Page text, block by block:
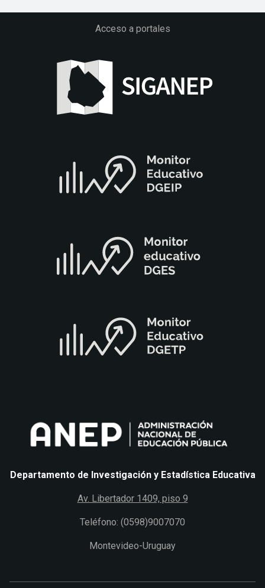
Acceso a portales
Departamento de Investigación y Estadística Educativa
Av. Libertador 1409, piso 9
Teléfono: (0598)9007070
Montevideo-Uruguay